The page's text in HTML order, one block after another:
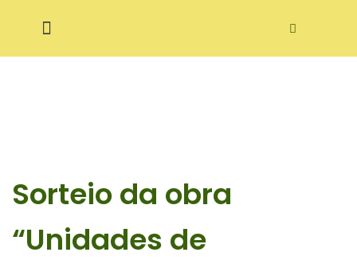
para
Sorteio da obra
“Unidades de